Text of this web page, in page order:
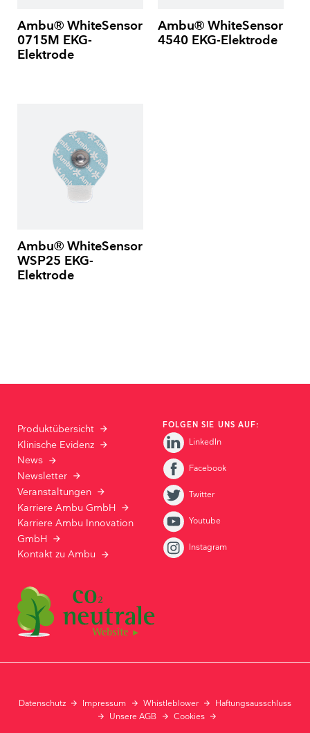
Ambu® WhiteSensor
0715M EKG-
Elektrode
Ambu® WhiteSensor
4540 EKG-Elektrode
Ambu® WhiteSensor
WSP25 EKG-
Elektrode
Produktübersicht
Klinische Evidenz
News
Newsletter
Veranstaltungen
Karriere Ambu GmbH
Karriere Ambu Innovation
GmbH
Kontakt zu Ambu
FOLGEN SIE UNS AUF:
LinkedIn
Facebook
Twitter
Youtube
Instagram
Datenschutz Impressum Whistleblower
Haftungsausschluss
Unsere AGB
Cookies